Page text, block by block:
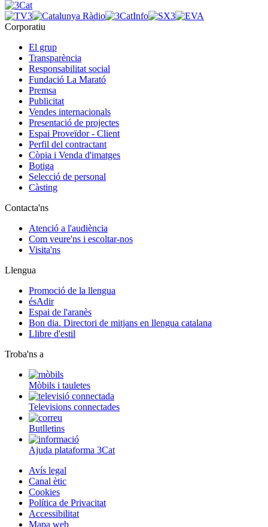
Corporatiu
El grup
Transparència
Responsabilitat social
Fundació La Marató
Premsa
Publicitat
Vendes internacionals
Presentació de projectes
Espai Proveïdor - Client
Perfil del contractant
Còpia i Venda d'imatges
Botiga
Selecció de personal
Càsting
Contacta'ns
Atenció a l'audiència
Com veure'ns i escoltar-nos
Visita'ns
Llengua
Promoció de la llengua
ésAdir
Espai de l'aranès
Bon dia. Directori de mitjans en llengua catalana
Llibre d'estil
Troba'ns a
Mòbils i tauletes
Televisions connectades
Butlletins
Ajuda plataforma 3Cat
Avís legal
Canal ètic
Cookies
Política de Privacitat
Accessibilitat
Mapa web